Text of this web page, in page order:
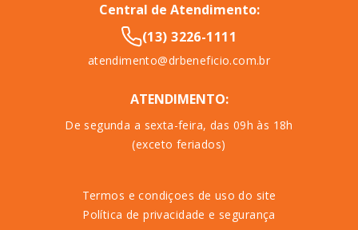
Central de Atendimento:
(13) 3226-1111
atendimento@drbeneficio.com.br
ATENDIMENTO:
De segunda a sexta-feira, das 09h às 18h
(exceto feriados)
Termos e condiçoes de uso do site
Política de privacidade e segurança